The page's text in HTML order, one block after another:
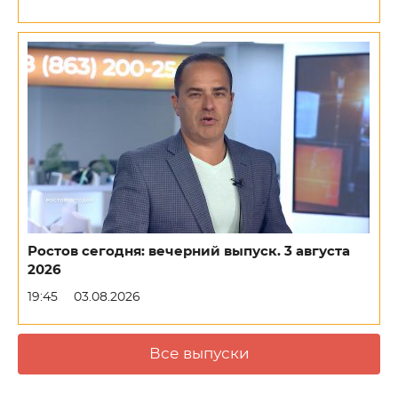
Ростов сегодня: вечерний выпуск. 3 августа
2026
19:45 03.08.2026
Все выпуски